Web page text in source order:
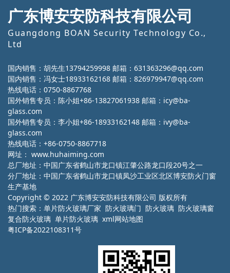
广东博安安防科技有限公司
Guangdong BOAN Security Technology Co.,
Ltd
国内销售：胡先生13794259998 邮箱：631363296@qq.com
国内销售：冯女士18933162168 邮箱：826979947@qq.com
热线电话：0750-8867768
国外销售专员：陈小姐+86-13827061938 邮箱：icy@ba-
glass.com
国外销售专员：李小姐+86-18933162148 邮箱：ivy@ba-
glass.com
热线电话：+86-0750-8867718
网址： www.huhaiming.com
总厂地址：中国广东省鹤山市龙口镇江肇公路龙口段20号之一
分厂地址：中国广东省鹤山市龙口镇凤沙工业区北区博安防火门窗
生产基地
Copyright © 2022 广东博安安防科技有限公司 版权所有
热门搜索： 单片防火玻璃厂家 防火玻璃门 防火玻璃 防火玻璃窗
复合防火玻璃 单片防火玻璃 xml网站地图
粤ICP备2022108311号